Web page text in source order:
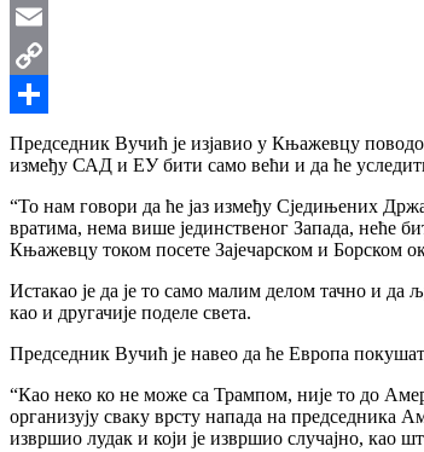
Mail.Ru
Email
Copy
Link
Share
Председник Вучић је изјавио у Књажевцу
између САД и ЕУ бити само већи и да ће
“То нам говори да ће јаз између Сједињених
вратима, нема више јединственог Запада, неће
Књажевцу током посете Зајечарском и Борском
Истакао је да је то само малим делом тачно и да
као и другачије поделе света.
Председник Вучић је навео да ће Европа
“Као неко ко не може са Трампом, није то до
организују сваку врсту напада на председника
извршио лудак и који је извршио случајно, као